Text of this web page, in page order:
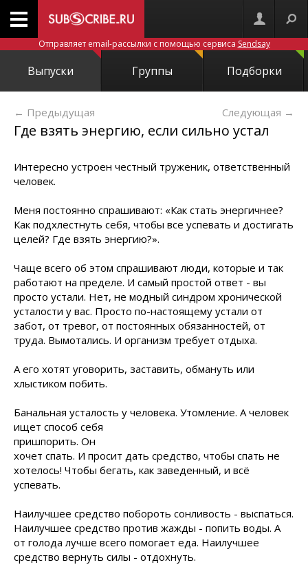
Отправляет email-рассылки с помощью сервиса Sendsay
Выпуски Группы Подборки
← Предыдущая Следующая →
Где взять энергию, если сильно устал
Интересно устроен честный труженик, ответственный
человек.
Меня постоянно спрашивают: «Как стать энергичнее?
Как подхлестнуть себя, чтобы все успевать и достигать
целей? Где взять энергию?».
Чаще всего об этом спрашивают люди, которые и так
работают на пределе. И самый простой ответ - вы
просто устали. Нет, не модный синдром хронической
усталости у вас. Просто по-настоящему устали от
забот, от тревог, от постоянных обязанностей, от
труда. Вымотались. И организм требует отдыха.
А его хотят уговорить, заставить, обмануть или
хлыстиком побить.
Банальная усталость у человека. Утомление. А человек
ищет способ себя
пришпорить. Он
хочет спать. И просит дать средство, чтобы спать не
хотелось! Чтобы бегать, как заведенный, и всё
успевать.
Наилучшее средство побороть сонливость - выспаться.
Наилучшее средство против жажды - попить воды. А
от голода лучше всего помогает еда. Наилучшее
средство вернуть силы - отдохнуть.